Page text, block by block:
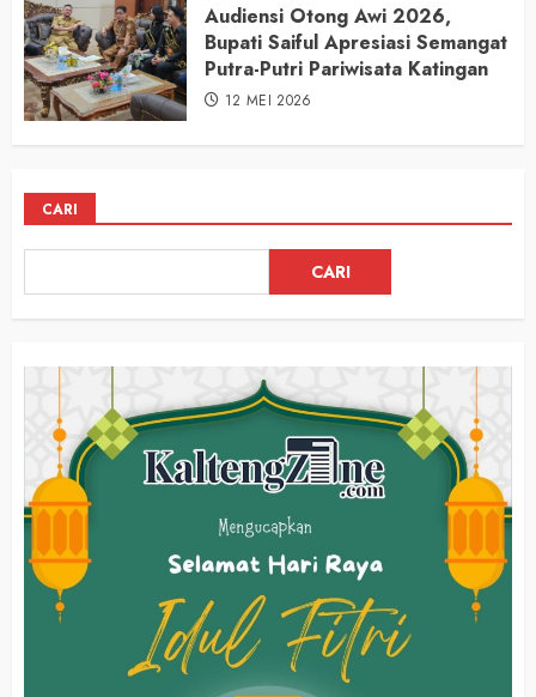
Audiensi Otong Awi 2026,
Bupati Saiful Apresiasi Semangat
Putra-Putri Pariwisata Katingan
12 MEI 2026
CARI
CARI